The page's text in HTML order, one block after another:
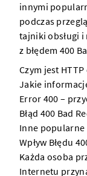
innymi
podczas
tajniki obsługi
z błędem 400
Czym jest
Jakie
Error 400 –
Błąd 400 Bad
Inne popularne
Wpływ Błędu
Każda osoba
Internetu